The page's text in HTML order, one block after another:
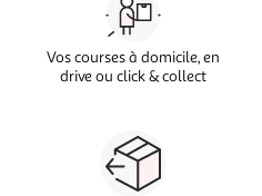
Vos courses à domicile, en
drive ou click & collect